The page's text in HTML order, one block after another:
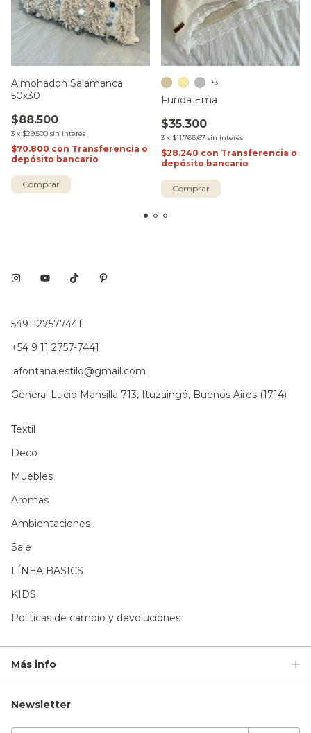
Almohadon Salamanca
50x30
$88.500
3 x $29.500 sin interés
$70.800 con Transferencia o
depósito bancario
Comprar
Funda Ema
$35.300
3 x $11.766,67 sin interés
$28.240 con Transferencia o
depósito bancario
+3
Comprar
5491127577441
+54 9 11 2757-7441
lafontana.estilo@gmail.com
General Lucio Mansilla 713, Ituzaingó, Buenos Aires (1714)
Textil
Deco
Muebles
Aromas
Ambientaciones
Sale
LÍNEA BASICS
KIDS
Políticas de cambio y devoluciónes
Más info
Newsletter